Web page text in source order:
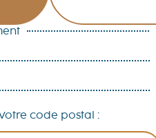
code postal :